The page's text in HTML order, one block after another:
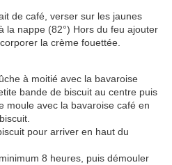
de café, verser sur les jaunes
la nappe (82°) Hors du feu ajouter
la crème fouettée.
à moitié avec la bavaroise
bande de biscuit au centre puis
moule avec la bavaroise café en
pour arriver en haut du
8 heures, puis démouler